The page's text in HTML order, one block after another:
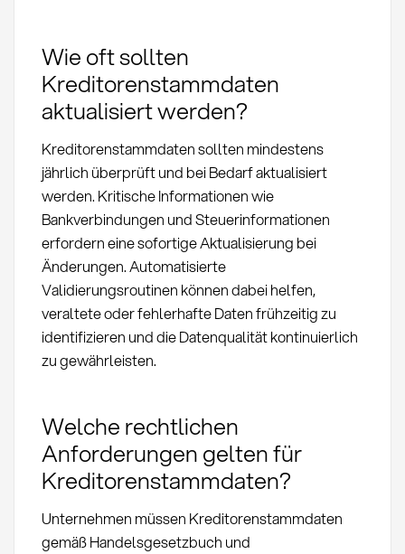
Wie oft sollten
Kreditorenstammdaten
aktualisiert werden?
Kreditorenstammdaten sollten mindestens
jährlich überprüft und bei Bedarf aktualisiert
werden. Kritische Informationen wie
Bankverbindungen und Steuerinformationen
erfordern eine sofortige Aktualisierung bei
Änderungen. Automatisierte
Validierungsroutinen können dabei helfen,
veraltete oder fehlerhafte Daten frühzeitig zu
identifizieren und die Datenqualität kontinuierlich
zu gewährleisten.
Welche rechtlichen
Anforderungen gelten für
Kreditorenstammdaten?
Unternehmen müssen Kreditorenstammdaten
gemäß Handelsgesetzbuch und